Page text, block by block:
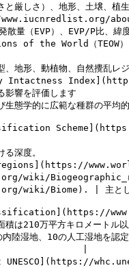
期の長さと厳しさ）
潜在蒸発散量（
of the World（
と土壌型、地形、動
Intactness
性に与える影
生態学的に広範な種群の平均
ステムにおける
Biogeographic_realm)、
Biome). | 主として、保
積は210万平方キロメートル
陸湿地、10の人工湿地を認
|